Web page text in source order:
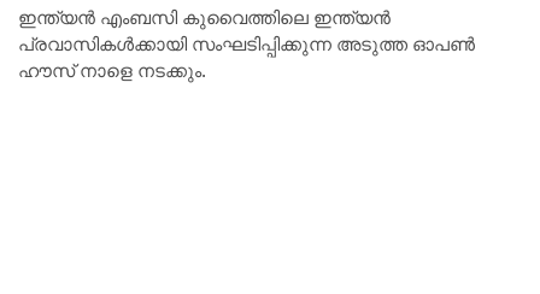
ഇന്ത്യൻ എംബസി കുവൈത്തിലെ ഇന്ത്യൻ
പ്രവാസികൾക്കായി സംഘടിപ്പിക്കുന്ന അടുത്ത ഓപൺ
ഹൗസ് നാളെ നടക്കും.